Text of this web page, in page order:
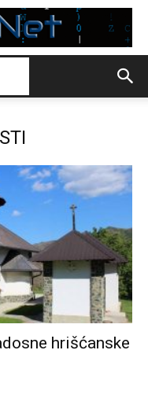
hrišćanske